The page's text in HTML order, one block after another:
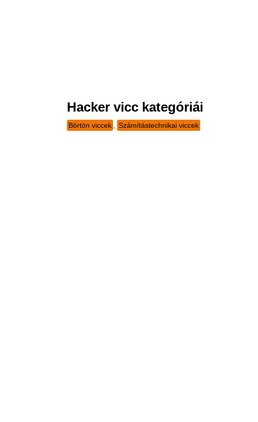
Hacker vicc kategóriái
Börtön viccek Számítástechnikai viccek